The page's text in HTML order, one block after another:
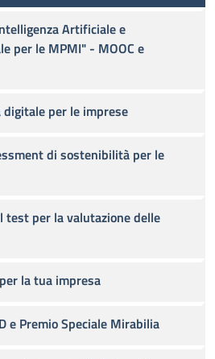
Artificiale e
per le MPMI" - MOOC e
per le imprese
di sostenibilità per le
test per la valutazione delle
la tua impresa
e Premio Speciale Mirabilia